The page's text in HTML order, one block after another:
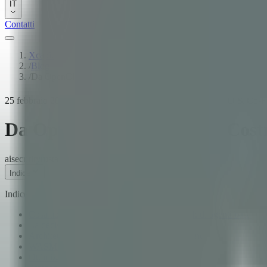
IT
Contatti
Xcapit
/Blog
25 febbraio 2026
Da OpenClaw ad Agentor:
aisecurity
Indice
Indice